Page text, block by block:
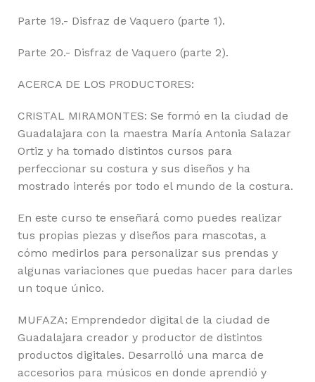
Parte 19.- Disfraz de Vaquero (parte 1).
Parte 20.- Disfraz de Vaquero (parte 2).
ACERCA DE LOS PRODUCTORES:
CRISTAL MIRAMONTES: Se formó en la ciudad de
Guadalajara con la maestra María Antonia Salazar
Ortiz y ha tomado distintos cursos para
perfeccionar su costura y sus diseños y ha
mostrado interés por todo el mundo de la costura.
En este curso te enseñará como puedes realizar
tus propias piezas y diseños para mascotas, a
cómo medirlos para personalizar sus prendas y
algunas variaciones que puedas hacer para darles
un toque único.
MUFAZA: Emprendedor digital de la ciudad de
Guadalajara creador y productor de distintos
productos digitales. Desarrolló una marca de
accesorios para músicos en donde aprendió y